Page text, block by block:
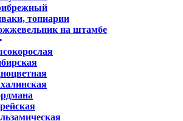
топиарии
на штамбе